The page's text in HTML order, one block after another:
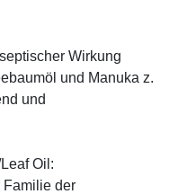
Wirkung
und Manuka z.
und
Oil:
Familie der